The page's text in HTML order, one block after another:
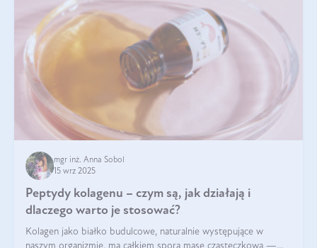
mgr inż. Anna Sobol
15 wrz 2025
Peptydy kolagenu – czym są, jak działają i
dlaczego warto je stosować?
Kolagen jako białko budulcowe, naturalnie występujące w